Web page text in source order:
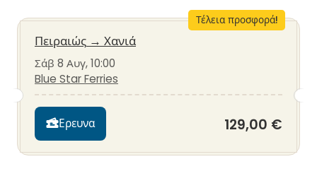
Τέλεια προσφορά!
Πειραιώς → Χανιά
Σάβ 8 Αυγ, 10:00
Blue Star Ferries
Ερευνα 129,00 €